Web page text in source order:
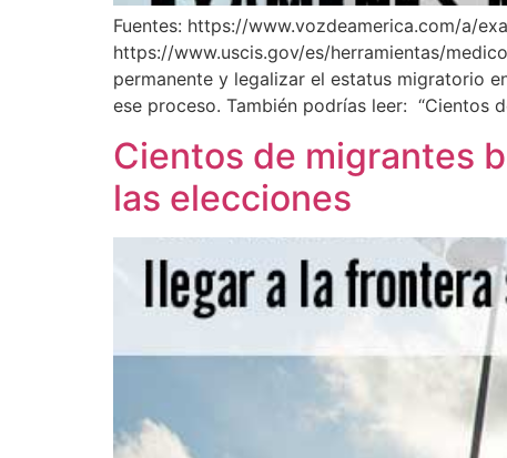
Fuentes: https://www.vozdeamerica.com/a/
https://www.uscis.gov/es/herramientas/
permanente y legalizar el estatus migratorio
ese proceso. También podrías leer: “Cientos
Cientos de migrantes
las elecciones